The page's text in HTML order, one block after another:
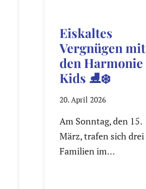
Eiskaltes
Vergnügen mit
den Harmonie
Kids ⛸️❄️
20. April 2026
Am Sonntag, den 15.
März, trafen sich drei
Familien im…